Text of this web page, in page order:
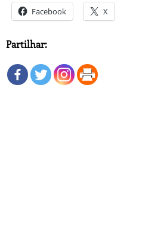
Facebook X
Partilhar: